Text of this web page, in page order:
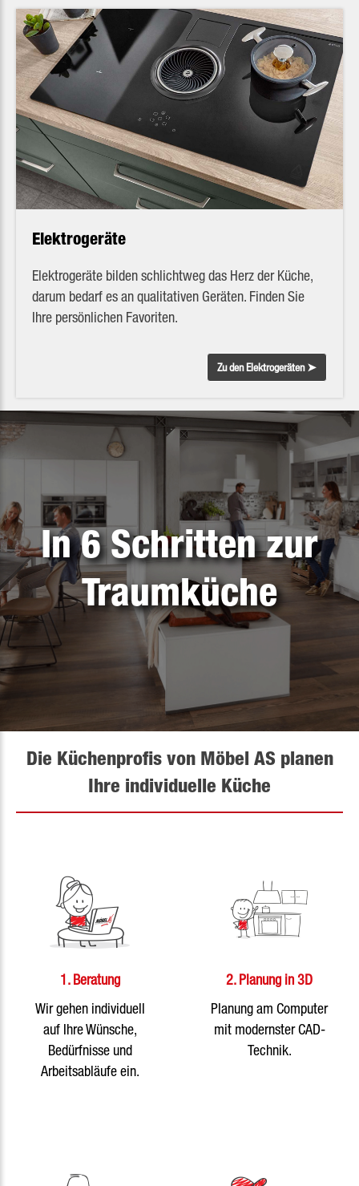
Elektrogeräte
Elektrogeräte bilden schlichtweg das Herz der Küche,
darum bedarf es an qualitativen Geräten. Finden Sie
Ihre persönlichen Favoriten.
Zu den Elektrogeräten ➤
In 6 Schritten zur
Traumküche
Die Küchenprofis von Möbel AS planen
Ihre individuelle Küche
1. Beratung
Wir gehen individuell
auf Ihre Wünsche,
Bedürfnisse und
Arbeitsabläufe ein.
2. Planung in 3D
Planung am Computer
mit modernster CAD-
Technik.